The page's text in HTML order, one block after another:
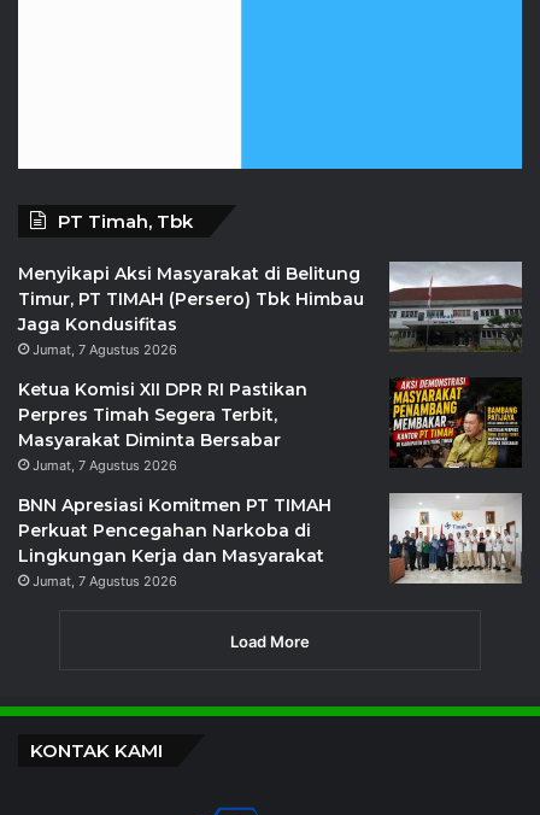
PT Timah, Tbk
Menyikapi Aksi Masyarakat di Belitung
Timur, PT TIMAH (Persero) Tbk Himbau
Jaga Kondusifitas
Jumat, 7 Agustus 2026
Ketua Komisi XII DPR RI Pastikan
Perpres Timah Segera Terbit,
Masyarakat Diminta Bersabar
Jumat, 7 Agustus 2026
BNN Apresiasi Komitmen PT TIMAH
Perkuat Pencegahan Narkoba di
Lingkungan Kerja dan Masyarakat
Jumat, 7 Agustus 2026
Load More
KONTAK KAMI